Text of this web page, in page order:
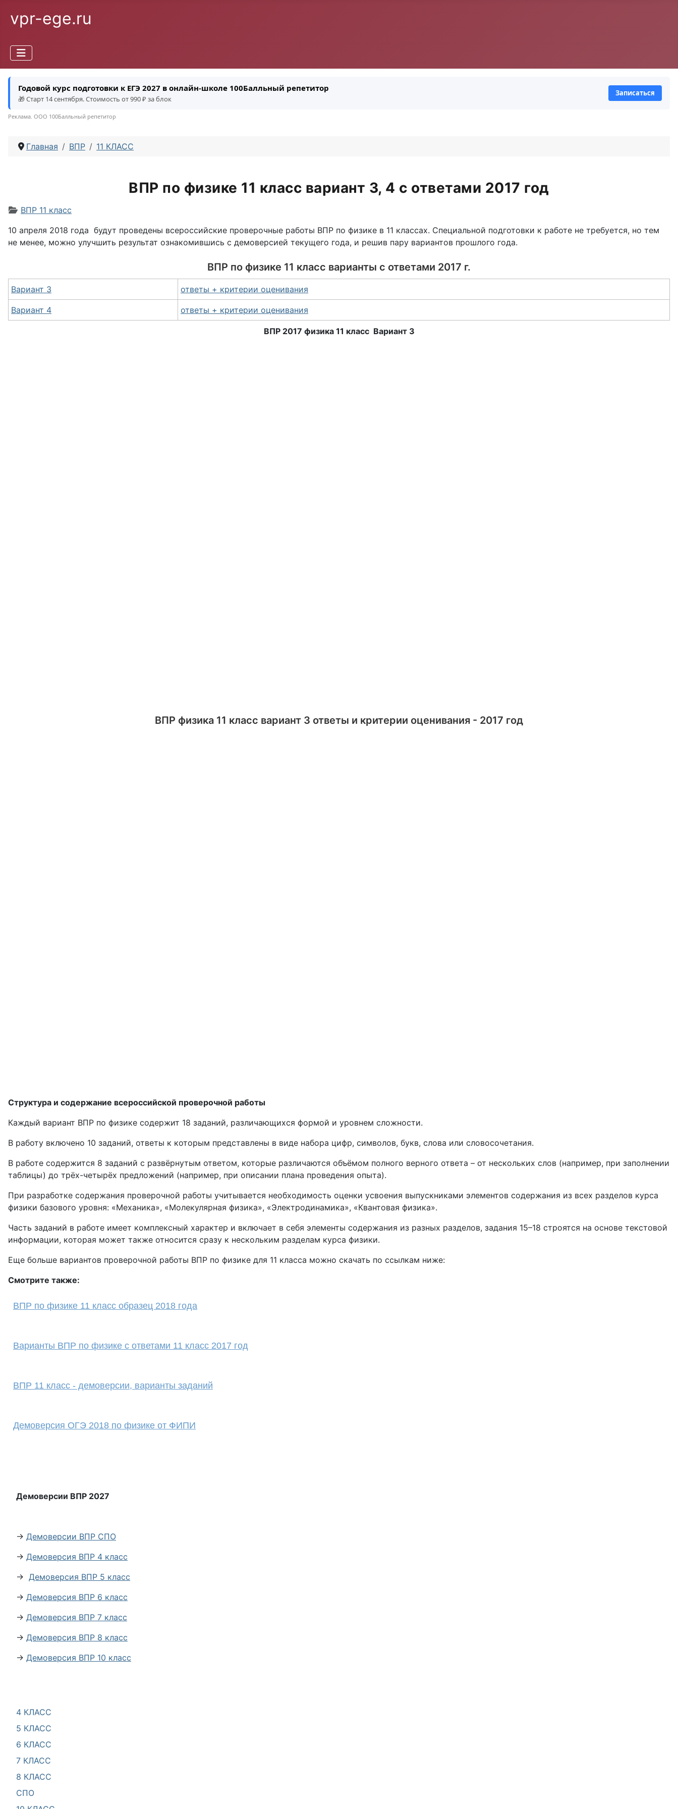
vpr-ege.ru
4 КЛАСС
5 КЛАСС
6 КЛАСС
7 КЛАСС
8 КЛАСС
СПО
Годовой курс подготовки к ЕГЭ 2027 в онлайн-школе 100Балльный репетитор
🎁 Старт 14 сентября. Стоимость от 990 ₽ за блок
Записаться
Реклама. ООО 100Балльный репетитор
Главная ВПР 11 КЛАСС
ВПР по физике 11 класс вариант 3, 4 с ответами 2017 год
Информация о материале
ВПР 11 класс
10 апреля 2018 года будут проведены всероссийские проверочные работы ВПР по физике в 11 классах. Специальной подготовки к работе не требуется, но тем
не менее, можно улучшить результат ознакомившись с демоверсией текущего года, и решив пару вариантов прошлого года.
ВПР по физике 11 класс варианты с ответами 2017 г.
Вариант 3 ответы + критерии оценивания
Вариант 4 ответы + критерии оценивания
ВПР 2017 физика 11 класс Вариант 3
ВПР физика 11 класс вариант 3 ответы и критерии оценивания - 2017 год
Структура и содержание всероссийской проверочной работы
Каждый вариант ВПР по физике содержит 18 заданий, различающихся формой и уровнем сложности.
В работу включено 10 заданий, ответы к которым представлены в виде набора цифр, символов, букв, слова или словосочетания.
В работе содержится 8 заданий с развёрнутым ответом, которые различаются объёмом полного верного ответа – от нескольких слов (например, при заполнении
таблицы) до трёх-четырёх предложений (например, при описании плана проведения опыта).
При разработке содержания проверочной работы учитывается необходимость оценки усвоения выпускниками элементов содержания из всех разделов курса
физики базового уровня: «Механика», «Молекулярная физика», «Электродинамика», «Квантовая физика».
Часть заданий в работе имеет комплексный характер и включает в себя элементы содержания из разных разделов, задания 15–18 строятся на основе текстовой
информации, которая может также относится сразу к нескольким разделам курса физики.
Еще больше вариантов проверочной работы ВПР по физике для 11 класса можно скачать по ссылкам ниже:
Смотрите также:
ВПР по физике 11 класс образец 2018 года
Варианты ВПР по физике с ответами 11 класс 2017 год
ВПР 11 класс - демоверсии, варианты заданий
Демоверсия ОГЭ 2018 по физике от ФИПИ
Демоверсии ВПР 2027
→ Демоверсии ВПР СПО
→ Демоверсия ВПР 4 класс
→ Демоверсия ВПР 5 класс
→ Демоверсия ВПР 6 класс
→ Демоверсия ВПР 7 класс
→ Демоверсия ВПР 8 класс
→ Демоверсия ВПР 10 класс